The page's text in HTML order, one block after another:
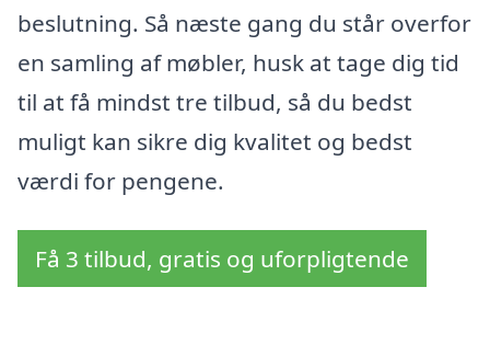
beslutning. Så næste gang du står overfor
en samling af møbler, husk at tage dig tid
til at få mindst tre tilbud, så du bedst
muligt kan sikre dig kvalitet og bedst
værdi for pengene.
Få 3 tilbud, gratis og uforpligtende